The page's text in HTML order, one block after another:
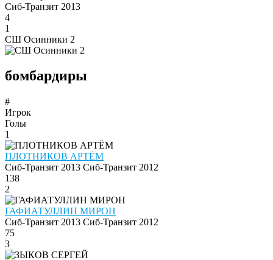
Сиб-Транзит 2013
4
1
СШ Осинники 2
бомбардиры
#
Игрок
Голы
1
ПЛОТНИКОВ АРТЁМ
Сиб-Транзит 2013 Сиб-Транзит 2012
138
2
ГАФИАТУЛЛИН МИРОН
Сиб-Транзит 2013 Сиб-Транзит 2012
75
3